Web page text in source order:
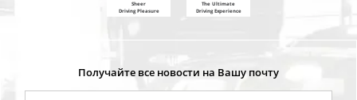
Sheer
Driving Pleasure
The Ultimate
Driving Experience
Получайте все новости на Вашу почту